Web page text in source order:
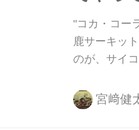
"コカ・コー
鹿サーキッ
のが、サイ
しょうね。
Hulu（フー
宮﨑健